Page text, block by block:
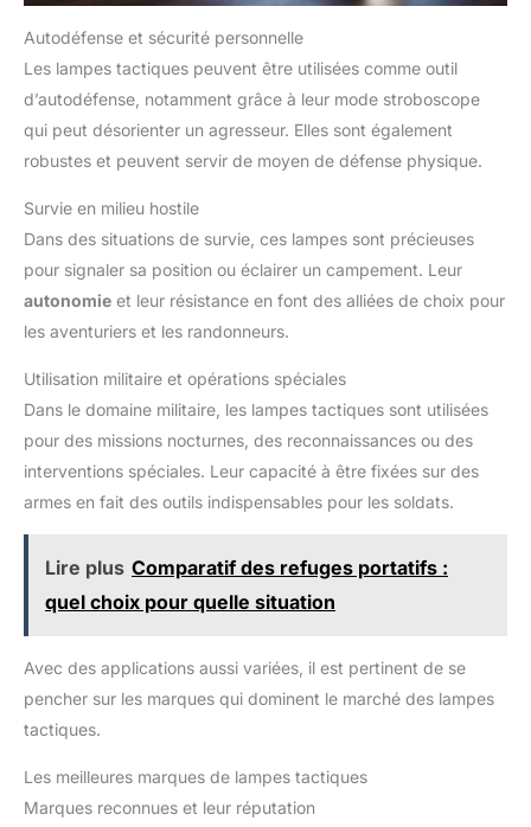
Autodéfense et sécurité personnelle
Les lampes tactiques peuvent être utilisées comme outil
d’autodéfense, notamment grâce à leur mode stroboscope
qui peut désorienter un agresseur. Elles sont également
robustes et peuvent servir de moyen de défense physique.
Survie en milieu hostile
Dans des situations de survie, ces lampes sont précieuses
pour signaler sa position ou éclairer un campement. Leur
autonomie et leur résistance en font des alliées de choix pour
les aventuriers et les randonneurs.
Utilisation militaire et opérations spéciales
Dans le domaine militaire, les lampes tactiques sont utilisées
pour des missions nocturnes, des reconnaissances ou des
interventions spéciales. Leur capacité à être fixées sur des
armes en fait des outils indispensables pour les soldats.
Lire plus Comparatif des refuges portatifs :
quel choix pour quelle situation
Avec des applications aussi variées, il est pertinent de se
pencher sur les marques qui dominent le marché des lampes
tactiques.
Les meilleures marques de lampes tactiques
Marques reconnues et leur réputation